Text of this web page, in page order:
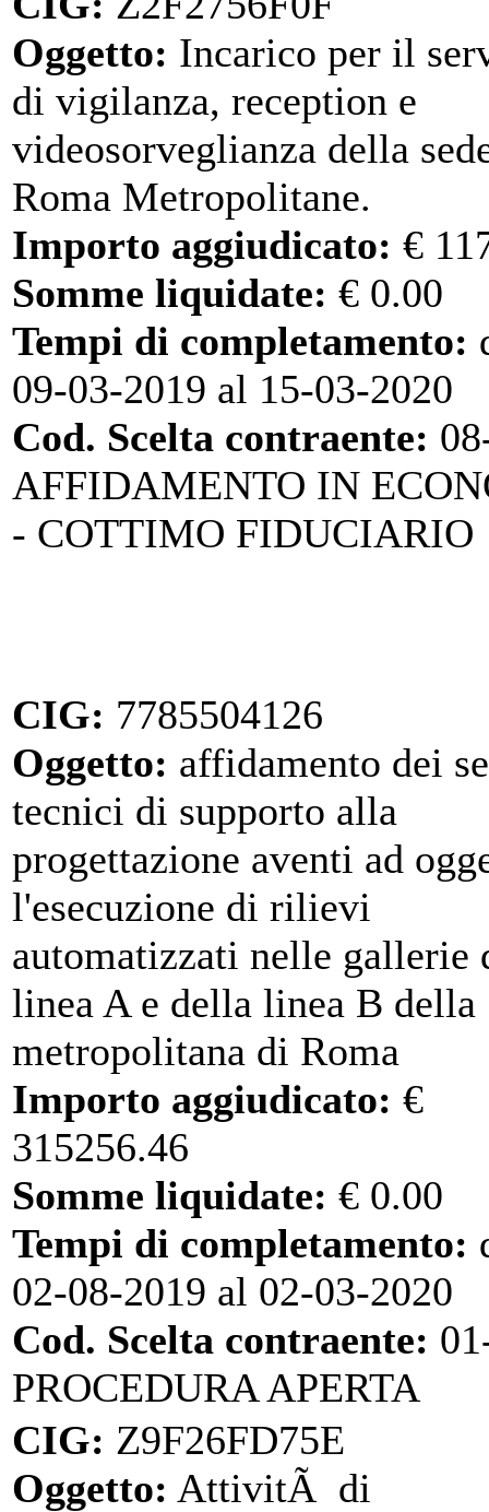
Oggetto: Incarico per il
di vigilanza, reception e
videosorveglianza della
Roma Metropolitane.
Importo aggiudicato: €
Somme liquidate: € 0.00
Tempi di completamento:
09-03-2019 al 15-03-2020
Cod. Scelta contraente:
AFFIDAMENTO IN
- COTTIMO FIDUCIARIO
CIG: 7785504126
Oggetto: affidamento dei
tecnici di supporto alla
progettazione aventi ad
l'esecuzione di rilievi
automatizzati nelle gallerie
linea A e della linea B della
metropolitana di Roma
Importo aggiudicato: €
315256.46
Somme liquidate: € 0.00
Tempi di completamento:
02-08-2019 al 02-03-2020
Cod. Scelta contraente:
PROCEDURA APERTA
CIG: Z9F26FD75E
Oggetto: AttivitÃ di